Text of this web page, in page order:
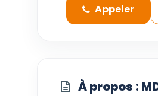
Appeler
À propos :